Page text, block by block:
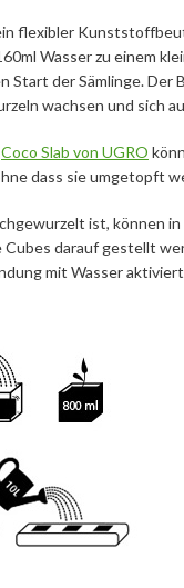
flexibler
Wasser zu einem
Start der Sämlinge. Der
wachsen und sich
Coco Slab von UGRO
dass sie umgetopft
ist, können in
darauf gestellt
mit Wasser